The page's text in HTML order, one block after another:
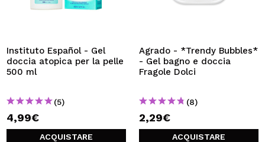
Instituto Español - Gel
doccia atopica per la pelle
500 ml
(5)
4,99€
ACQUISTARE
Agrado - *Trendy Bubbles*
- Gel bagno e doccia
Fragole Dolci
(8)
2,29€
ACQUISTARE